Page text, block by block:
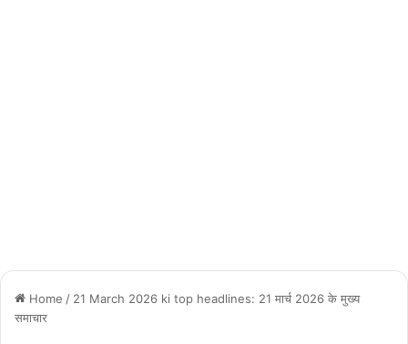
Home / 21 March 2026 ki top headlines: 21 मार्च 2026 के मुख्य
समाचार